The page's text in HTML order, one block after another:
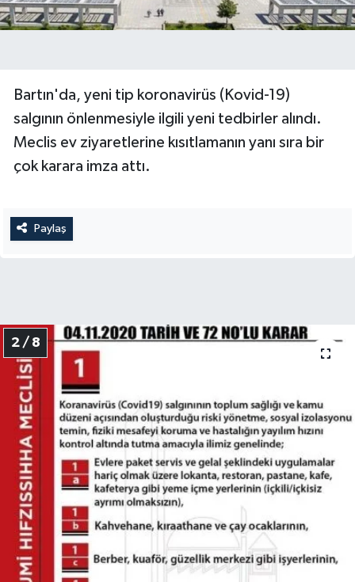
Bartın'da, yeni tip koronavirüs (Kovid-19)
salgının önlenmesiyle ilgili yeni tedbirler alındı.
Meclis ev ziyaretlerine kısıtlamanın yanı sıra bir
çok karara imza attı.
Paylaş
2 / 8
DÜNYA